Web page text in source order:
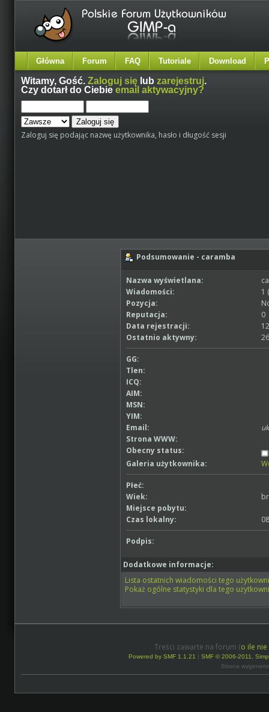
Główna Forum FAQ Tutoriale Download
Witamy, Gość. Zaloguj się lub zarejestruj.
Czy dotarł do Ciebie email aktywacyjny?
Zaloguj się podając nazwę użytkownika, hasło i długość sesji
Podsumowanie - caramba
Nazwa wyświetlana:
Wiadomości:
1
Pozycja:
Reputacja:
0
Data rejestracji:
Ostatnio aktywny:
GG:
Tlen:
ICQ:
AIM:
MSN:
YIM:
Email:
Strona WWW:
Obecny status:
Galeria użytkownika:
Płeć:
Wiek:
Miejsce pobytu:
Czas lokalny:
Podpis:
Dodatkowe informacje:
Lista ostatnich wiadomości tego
Pokaż ogólne statystyki dla tego
Treści zawarte na forum (o ile
Powered by SMF 1.1.21 | SMF © 2006-2011,
Strona